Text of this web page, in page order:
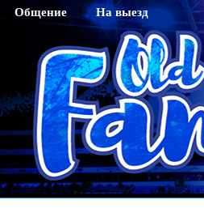
Общение
Гостевая
Регистрация
Активация кода sms
Смена пароля
Редактирование профайла
На выезд
Саратов
Тихвин
Новосибирск
Махачкала
Нижний Новгород
Оренбург